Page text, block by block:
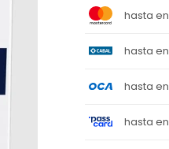
hasta en
hasta en
hasta en
hasta en